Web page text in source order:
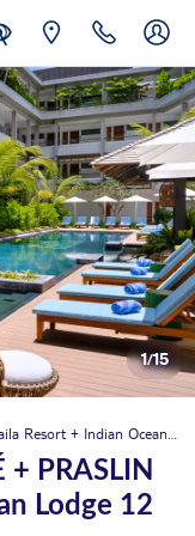
1/15
Ocean Lodge 12 nuits ****
PRASLIN
Lodge 12